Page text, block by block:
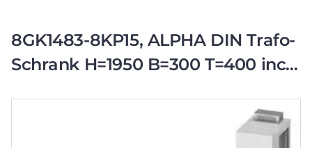
8GK1483-8KP15, ALPHA DIN Trafo-
Schrank H=1950 B=300 T=400 incl.